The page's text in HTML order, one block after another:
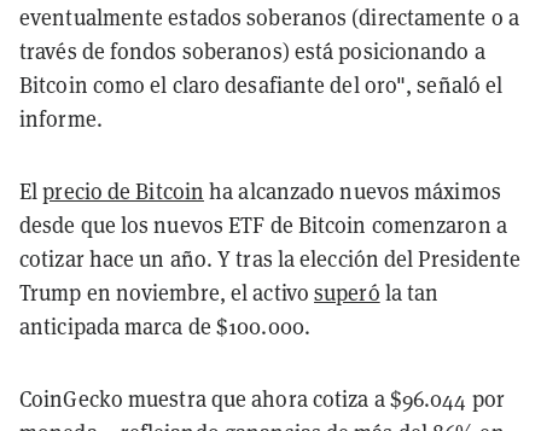
eventualmente estados soberanos (directamente o a
través de fondos soberanos) está posicionando a
Bitcoin como el claro desafiante del oro", señaló el
informe.
Elprecio de Bitcoin ha alcanzado nuevos máximos
desde que los nuevos ETF de Bitcoin comenzaron a
cotizar hace un año. Y tras la elección del Presidente
Trump en noviembre, el activosuperó la tan
anticipada marca de $100.000.
CoinGecko muestra que ahora cotiza a $96.044 por